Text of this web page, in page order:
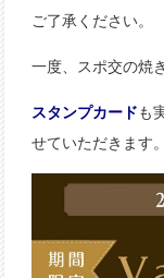
ご了承ください。
一度、スポ交の焼
スタンプカードも
せていただきます